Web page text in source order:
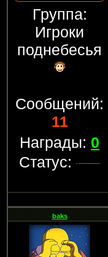
Группа:
Игроки
поднебесья
Сообщений:
11
Награды: 0
Статус:
baks